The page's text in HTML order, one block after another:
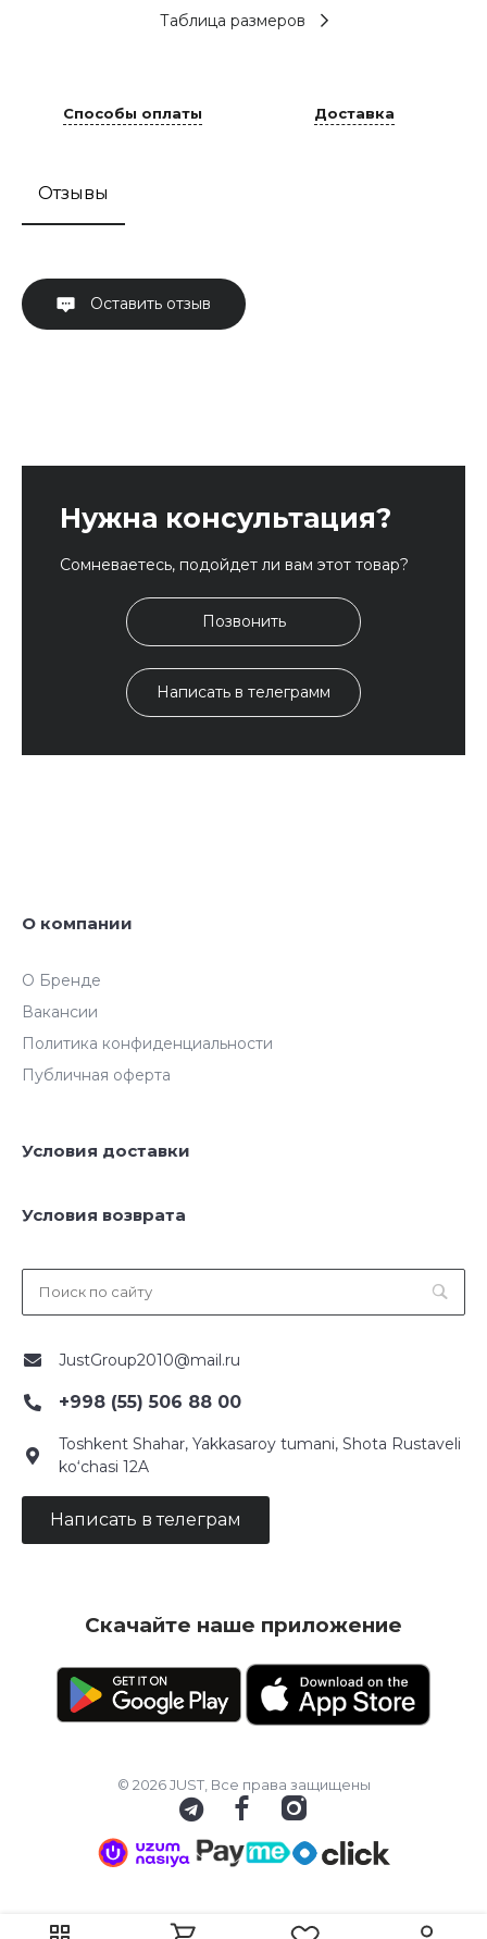
Таблица размеров
Способы оплаты Доставка
Отзывы
Оставить отзыв
Нужна консультация?
Сомневаетесь, подойдет ли вам этот товар?
Позвонить
Написать в телеграмм
О компании
О Бренде
Вакансии
Политика конфиденциальности
Публичная оферта
Условия доставки
Условия возврата
JustGroup2010@mail.ru
+998 (55) 506 88 00
Toshkent Shahar, Yakkasaroy tumani, Shota Rustaveli
ko‘chasi 12A
Написать в телеграм
Скачайте наше приложение
© 2026 JUST, Все права защищены